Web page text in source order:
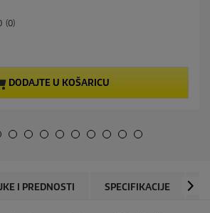
(0)
DODAJTE U KOŠARICU
I PREDNOSTI SPECIFIKACIJE